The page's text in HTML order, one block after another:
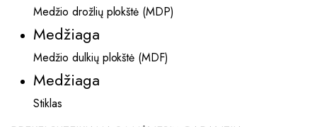
Medžio drožlių plokštė (MDP)
Medžiaga
Medžio dulkių plokštė (MDF)
Medžiaga
Stiklas